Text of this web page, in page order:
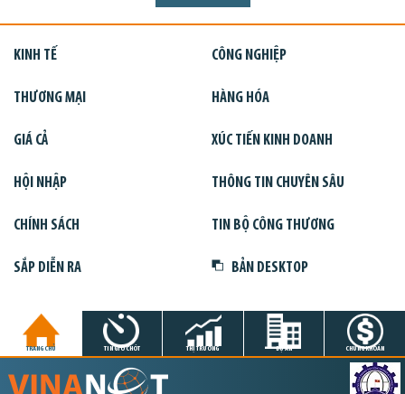
KINH TẾ CÔNG NGHIỆP
THƯƠNG MẠI HÀNG HÓA
GIÁ CẢ XÚC TIẾN KINH DOANH
HỘI NHẬP THÔNG TIN CHUYÊN SÂU
CHÍNH SÁCH TIN BỘ CÔNG THƯƠNG
SẮP DIỄN RA BẢN DESKTOP
TRANG CHỦ TIN GIỜ CHÓT THỊ TRƯỜNG DỰ ÁN CHỨNG KHOÁN